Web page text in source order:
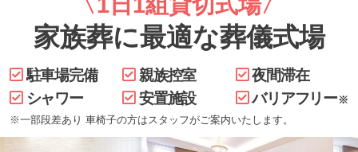
家族葬に最適な葬儀式場
駐車場完備 親族控室
夜間滞在
シャワー
安置施設 バリアフリー ※
※一部段差あり 車椅子の方はスタッフがご案内いたします。